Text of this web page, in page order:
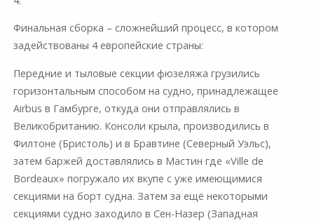
Финальная сборка – сложнейший процесс, в котором
задействованы 4 европейские страны:
Передние и тыловые секции фюзеляжа грузились
горизонтальным способом на судно, принадлежащее
Airbus в Гамбурге, откуда они отправлялись в
Великобританию. Консоли крыла, производились в
Филтоне (Бристоль) и в Бравтине (Северный Уэльс),
затем баржей доставлялись в Мастин где «Ville de
Bordeaux» погружало их вкупе с уже имеющимися
секциями на борт судна. Затем за ещё некоторыми
секциями судно заходило в Сен-Назер (Западная